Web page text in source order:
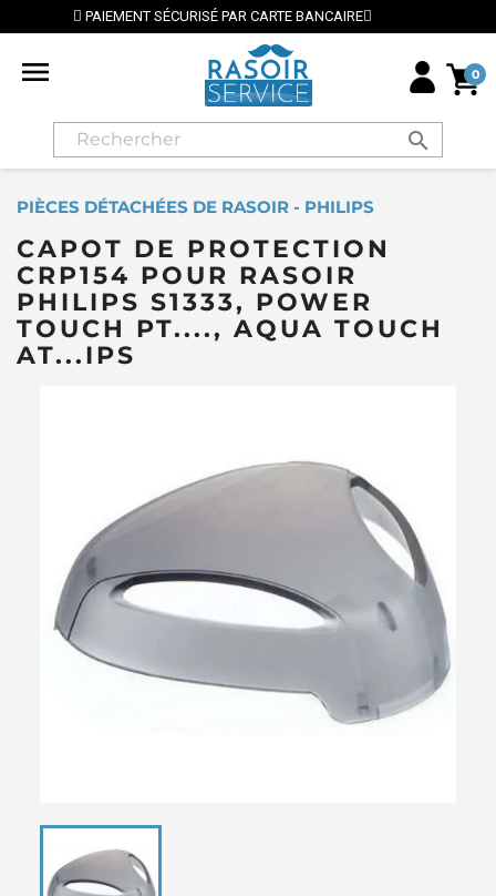
SÉCURISÉ PAR CARTE BANCAIRE
 0
search
PIÈCES DÉTACHÉES DE RASOIR - PHILIPS
CAPOT DE PROTECTION
CRP154 POUR RASOIR
PHILIPS S1333, POWER
TOUCH PT...., AQUA TOUCH
AT...IPS